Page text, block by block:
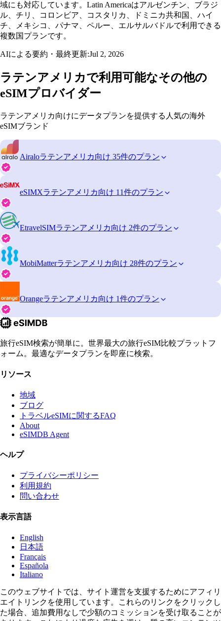
域にも対応しています。Latin Americaはアルゼンチン、ブラジ
ル、チリ、コロンビア、コスタリカ、ドミニカ共和国、ハイ
チ、メキシコ、パナマ、ペルー、エルサルバドルで利用できる
複数国プランです。
AIによる要約・最終更新:Jul 2, 2026
ラテンアメリカで利用可能なその他の
eSIMプロバイダー
ラテンアメリカ向けにデータプランを提供する人気の海外
eSIMブランド
Airaloラテンアメリカ向け 35件のプラン
eSIMXラテンアメリカ向け 11件のプラン
EtravelSIMラテンアメリカ向け 2件のプラン
MobiMatterラテンアメリカ向け 28件のプラン
Orangeラテンアメリカ向け 1件のプラン
旅行eSIM検索が簡単に。世界最大の旅行eSIM比較プラットフ
ォーム。最適なデータプランを即座に検索。
リソース
地域
ブログ
トラベルeSIMに関するFAQ
About
eSIMDB Agent
ヘルプ
プライバシーポリシー
利用規約
問い合わせ
表示言語
English
日本語
Français
Española
Italiano
このウェブサイトでは、サイト運営を支援するためにアフィリ
エイトリンクを使用しています。これらのリンクをクリックし
た場合、追加費用なしで少額のコミッションを受け取ることが